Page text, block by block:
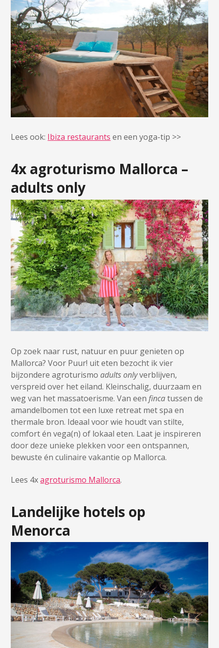
Lees ook: Ibiza restaurants en een yoga-tip >>
4x agroturismo Mallorca –
adults only
Op zoek naar rust, natuur en puur genieten op
Mallorca? Voor Puur! uit eten bezocht ik vier
bijzondereagroturismoadults onlyverblijven,
verspreid over het eiland. Kleinschalig, duurzaam en
weg van het massatoerisme. Van een fincatussen de
amandelbomen tot een luxe retreat met spa en
thermale bron. Ideaal voor wie houdt van stilte,
comfort én vega(n) of lokaal eten. Laat je inspireren
door deze unieke plekken voor een ontspannen,
bewuste én culinaire vakantie op Mallorca.
Lees 4xagroturismo Mallorca.
Landelijke hotels op
Menorca